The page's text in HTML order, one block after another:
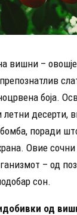
вишни –
боја.
летни
поради
Овие
– од
сон.
од